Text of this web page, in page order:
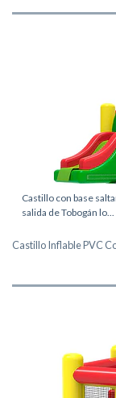
Castillo con base
salida de Tobogán lo...
Castillo Inflable PVC